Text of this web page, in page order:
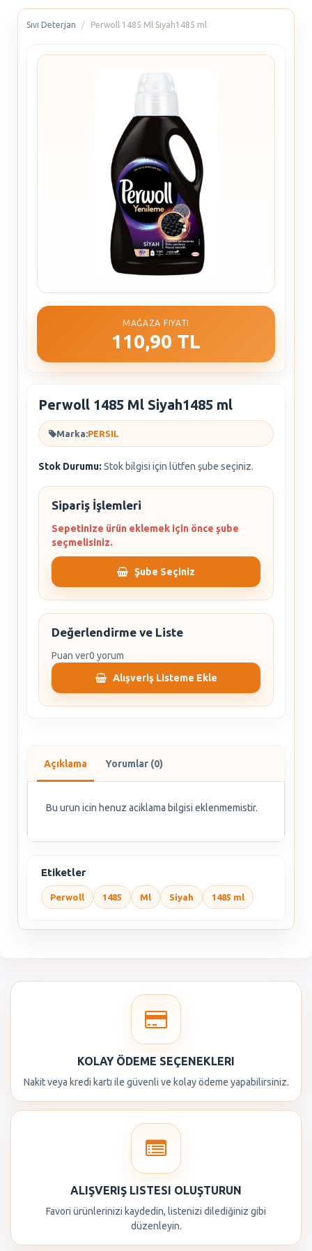
Sıvı Deterjan Perwoll 1485 Ml Siyah1485 ml
MAĞAZA FIYATI
110,90 TL
Perwoll 1485 Ml Siyah1485 ml
Marka:PERSIL
Stok Durumu: Stok bilgisi için lütfen şube seçiniz.
Sipariş İşlemleri
Sepetinize ürün eklemek için önce şube
seçmelisiniz.
Şube Seçiniz
Değerlendirme ve Liste
Puan ver0 yorum
Alışveriş Listeme Ekle
Açıklama Yorumlar (0)
Bu urun icin henuz aciklama bilgisi eklenmemistir.
Etiketler
Perwoll 1485 Ml Siyah 1485 ml
KOLAY ÖDEME SEÇENEKLERI
Nakit veya kredi kartı ile güvenli ve kolay ödeme yapabilirsiniz.
ALIŞVERIŞ LISTESI OLUŞTURUN
Favori ürünlerinizi kaydedin, listenizi dilediğiniz gibi
düzenleyin.